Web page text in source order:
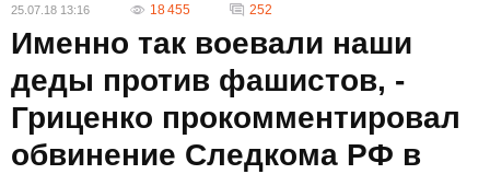
25.07.18 13:16 18 455 252
Именно так воевали наши
деды против фашистов, -
Гриценко прокомментировал
обвинение Следкома РФ в